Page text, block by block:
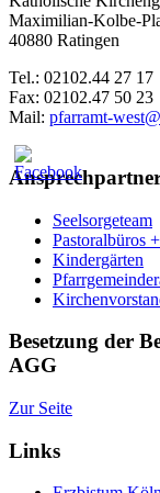
Maximilian-Kolbe-
40880 Ratingen
Tel.: 02102.44 27 17
Fax: 02102.47 50 23
Mail: pfarramt-
Seelsorgeteam
Pastoralbüros
Kindergärten
Besetzung der
AGG
Zur Seite
Links